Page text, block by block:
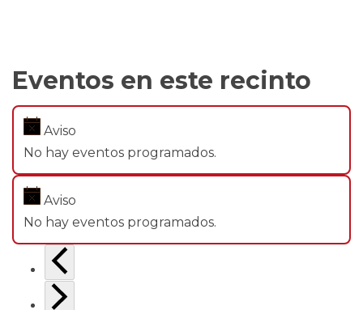
Eventos en este recinto
Aviso
No hay eventos programados.
Aviso
No hay eventos programados.